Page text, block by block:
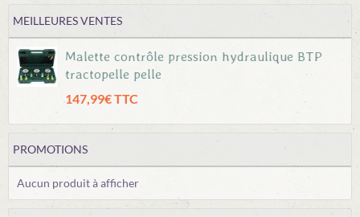
MEILLEURES VENTES
Malette contrôle pression hydraulique BTP
tractopelle pelle
147,99€ TTC
PROMOTIONS
Aucun produit à afficher